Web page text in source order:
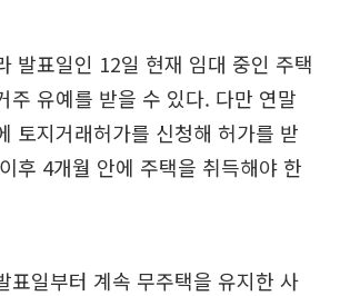
발표일인 12일 현재 임대 중인 주택
주 유예를 받을 수 있다. 다만 연말
토지거래허가를 신청해 허가를 받
후 4개월 안에 주택을 취득해야 한
표일부터 계속 무주택을 유지한 사